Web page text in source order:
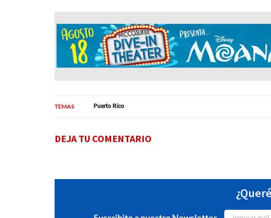
TEMAS Puerto Rico
DEJA TU COMENTARIO